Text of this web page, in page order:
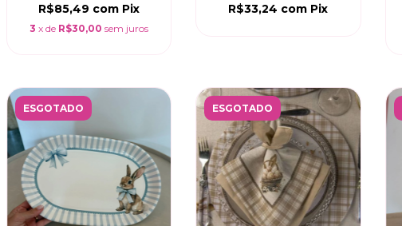
R$85,49 com Pix
3 x de R$30,00 sem juros
R$33,24 com Pix
ESGOTADO ESGOTADO